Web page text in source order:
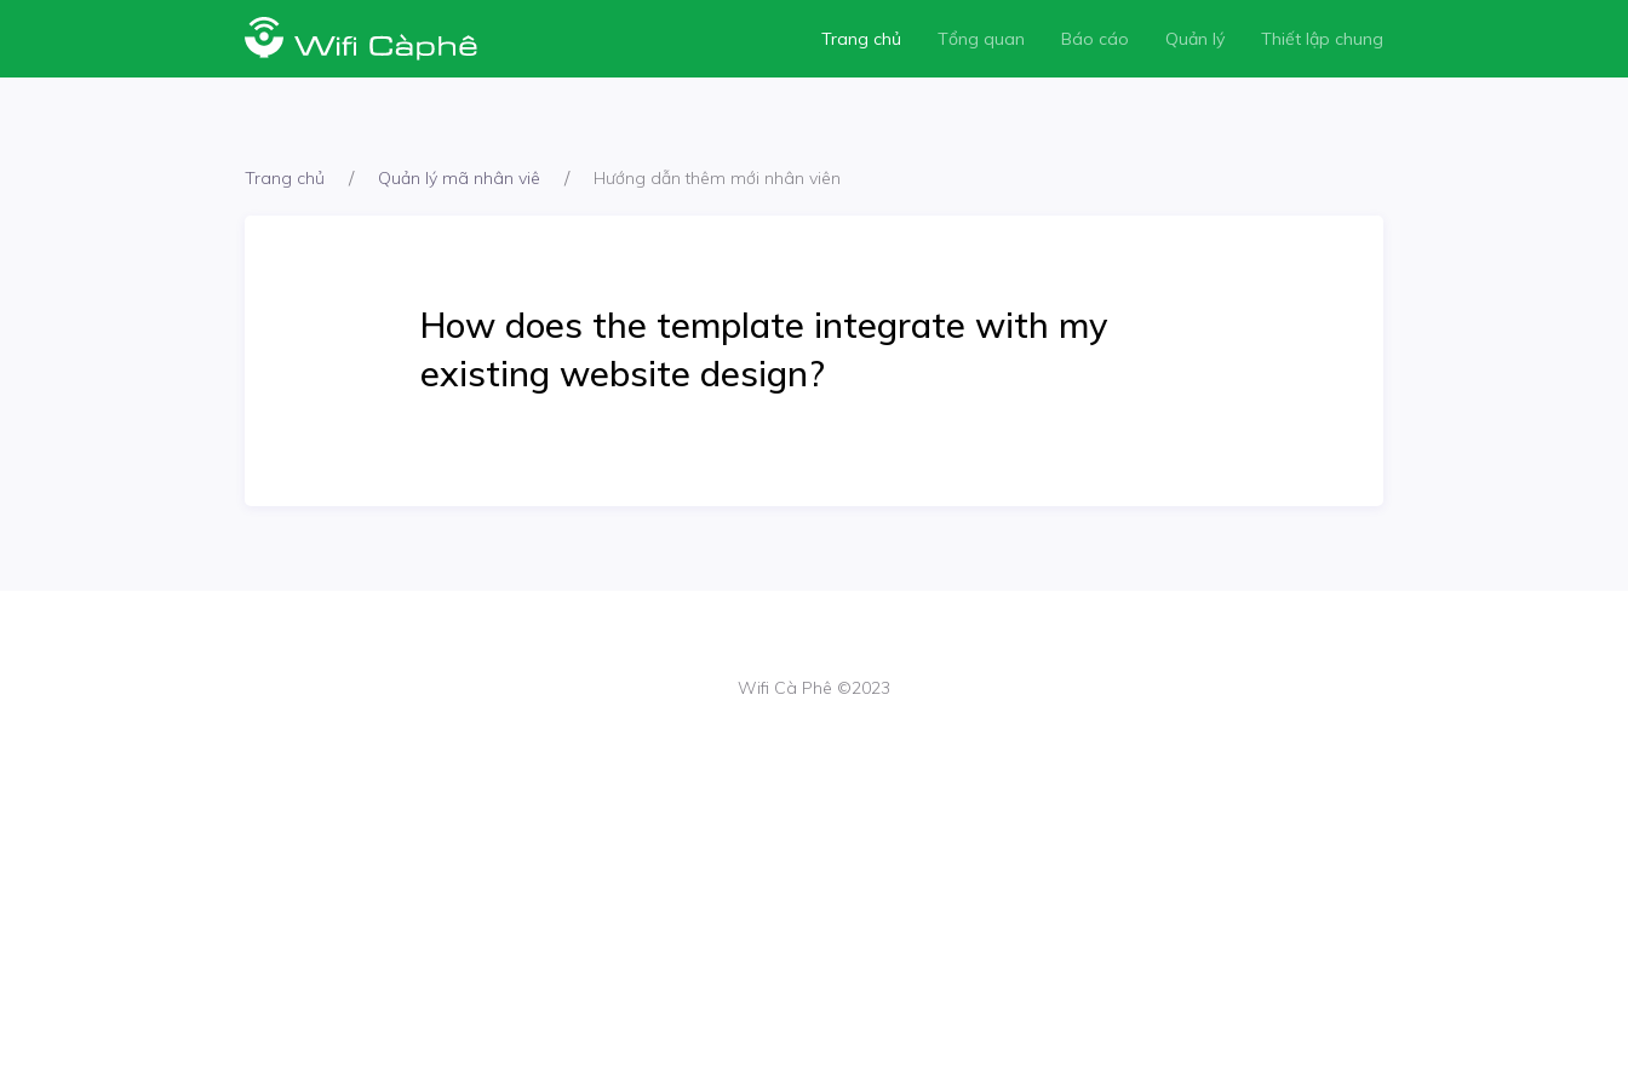
Trang chủ Tổng quan Báo cáo Quản lý Thiết lập chung
Trang chủ Quản lý mã nhân viê Hướng dẫn thêm mới nhân viên
How does the template integrate with my
existing website design?
Wifi Cà Phê ©2023